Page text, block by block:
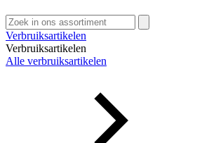
Zoeken
naar:
Verbruiksartikelen
Verbruiksartikelen
Alle verbruiksartikelen